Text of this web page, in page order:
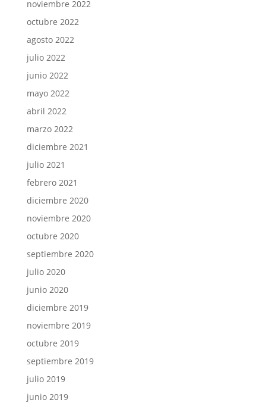
noviembre 2022
octubre 2022
agosto 2022
julio 2022
junio 2022
mayo 2022
abril 2022
marzo 2022
diciembre 2021
julio 2021
febrero 2021
diciembre 2020
noviembre 2020
octubre 2020
septiembre 2020
julio 2020
junio 2020
diciembre 2019
noviembre 2019
octubre 2019
septiembre 2019
julio 2019
junio 2019